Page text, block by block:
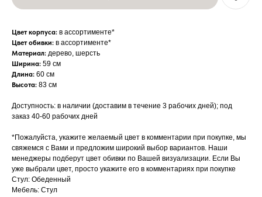
Цвет корпуса: в ассортименте*
Цвет обивки: в ассортименте*
Материал: дерево, шерсть
Ширина: 59 см
Длина: 60 см
Высота: 83 см
Доступность: в наличии (доставим в течение 3 рабочих дней); под
заказ 40-60 рабочих дней
*Пожалуйста, укажите желаемый цвет в комментарии при покупке, мы
свяжемся с Вами и предложим широкий выбор вариантов. Наши
менеджеры подберут цвет обивки по Вашей визуализации. Если Вы
уже выбрали цвет, просто укажите его в комментариях при покупке
Стул: Обеденный
Мебель: Стул